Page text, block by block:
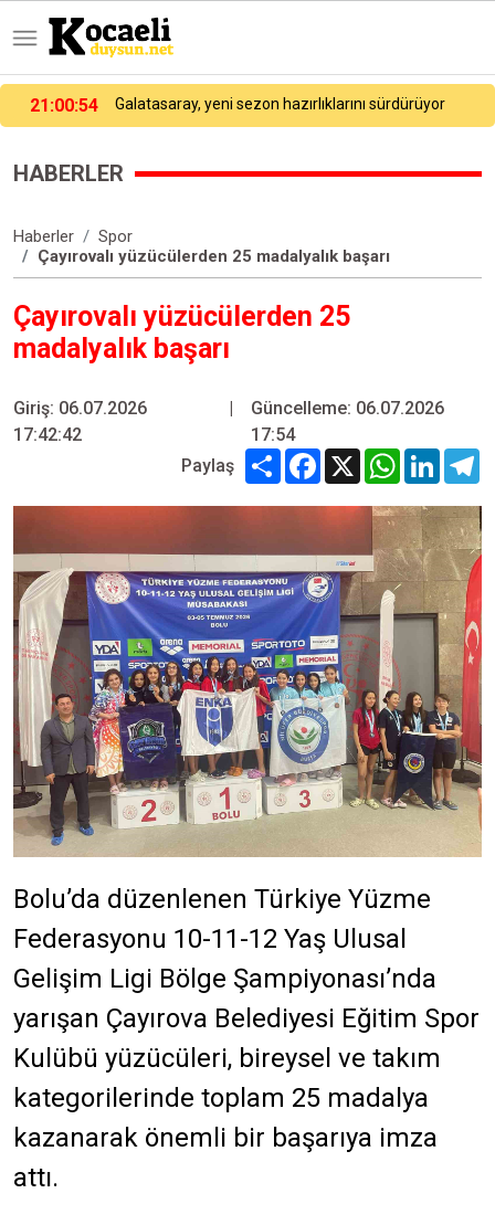
21:00:54 Galatasaray, yeni sezon hazırlıklarını sürdürüyor
HABERLER
Haberler
Spor
Çayırovalı yüzücülerden 25 madalyalık başarı
Çayırovalı yüzücülerden 25
madalyalık başarı
Giriş: 06.07.2026
17:42:42
|
Güncelleme: 06.07.2026
17:54
Paylaş
Share Facebook
X WhatsApp
Bolu’da düzenlenen Türkiye Yüzme
Federasyonu 10-11-12 Yaş Ulusal
Gelişim Ligi Bölge Şampiyonası’nda
yarışan Çayırova Belediyesi Eğitim Spor
Kulübü yüzücüleri, bireysel ve takım
kategorilerinde toplam 25 madalya
kazanarak önemli bir başarıya imza
attı.